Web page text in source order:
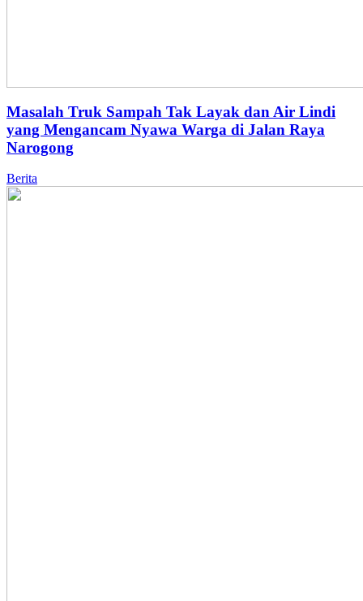
Masalah Truk Sampah Tak Layak dan Air Lindi
yang Mengancam Nyawa Warga di Jalan Raya
Narogong
Berita